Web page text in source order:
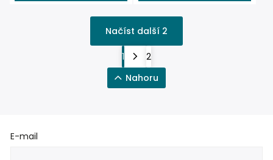
Načíst další 2
1
2
Nahoru
E-mail